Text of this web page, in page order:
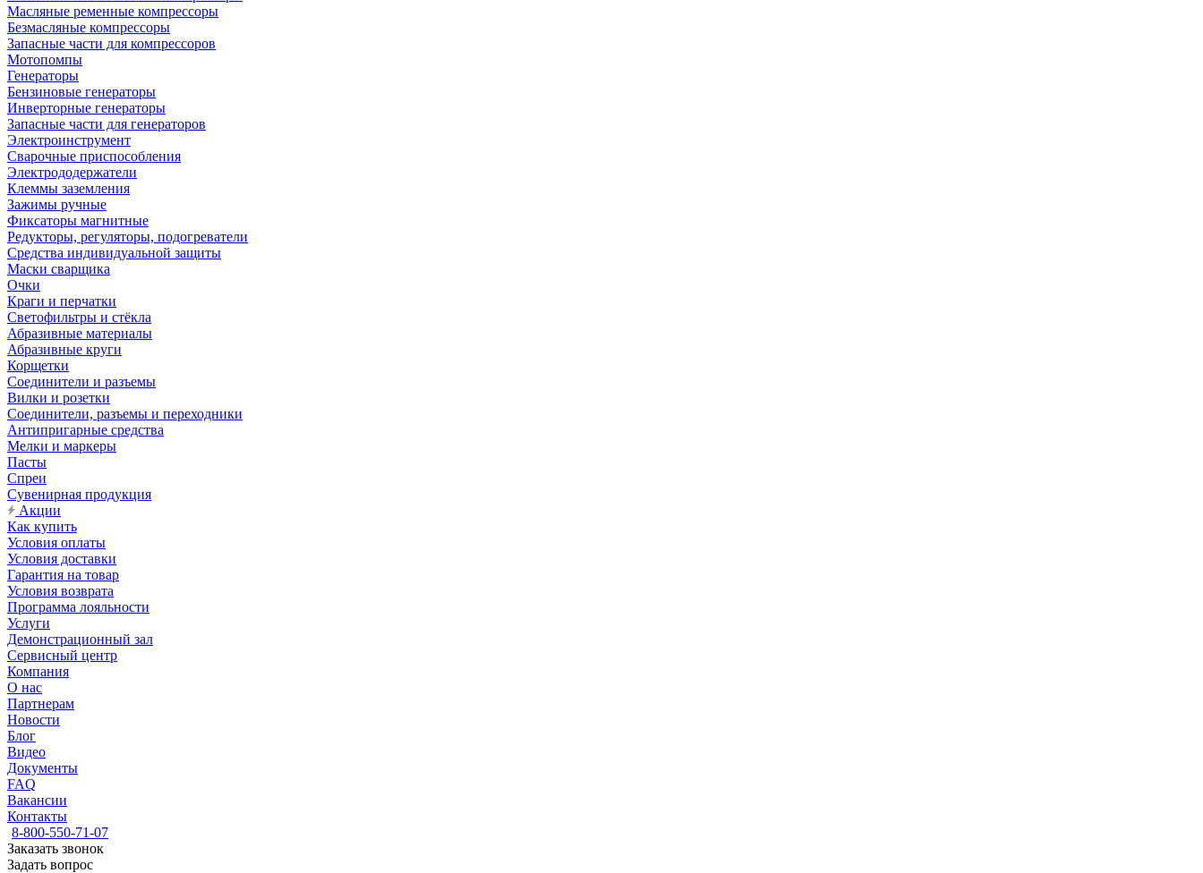
Масляные ременные компрессоры
Безмасляные компрессоры
Запасные части для компрессоров
Мотопомпы
Генераторы
Бензиновые генераторы
Инверторные генераторы
Запасные части для генераторов
Электроинструмент
Сварочные приспособления
Электрододержатели
Клеммы заземления
Зажимы ручные
Фиксаторы магнитные
Редукторы, регуляторы, подогреватели
Средства индивидуальной защиты
Маски сварщика
Очки
Краги и перчатки
Светофильтры и стёкла
Абразивные материалы
Абразивные круги
Корщетки
Соединители и разъемы
Вилки и розетки
Соединители, разъемы и переходники
Антипригарные средства
Мелки и маркеры
Пасты
Спреи
Сувенирная продукция
Акции
Как купить
Условия оплаты
Условия доставки
Гарантия на товар
Условия возврата
Программа лояльности
Услуги
Демонстрационный зал
Сервисный центр
Компания
О нас
Партнерам
Новости
Блог
Видео
Документы
FAQ
Вакансии
Контакты
8-800-550-71-07
Заказать звонок
Задать вопрос